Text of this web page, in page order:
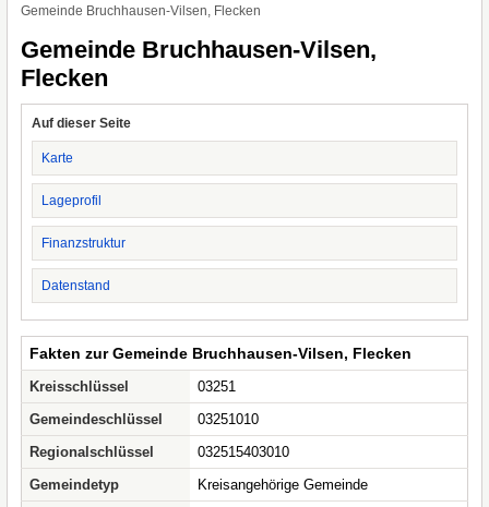
Gemeinde Bruchhausen-Vilsen, Flecken
Gemeinde Bruchhausen-Vilsen,
Flecken
Auf dieser Seite
Karte
Lageprofil
Finanzstruktur
Datenstand
Fakten zur Gemeinde Bruchhausen-Vilsen, Flecken
Kreisschlüssel
03251
Gemeindeschlüssel
03251010
Regionalschlüssel
032515403010
Gemeindetyp
Kreisangehörige Gemeinde